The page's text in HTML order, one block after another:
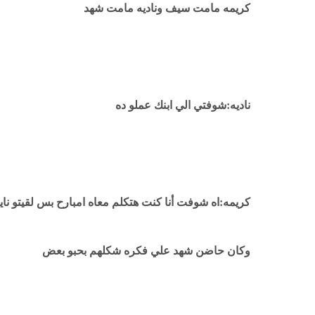
كريمه مامت سيف وناديه مامت شهد
ناديه:شوفتي الي ابنك عملو ده
كريمه:اه شوفت أنا كنت هتكلم معاه امبارح بس لقيتو
وكان حاضن شهد علي فكره شكلهم بحبو بعض